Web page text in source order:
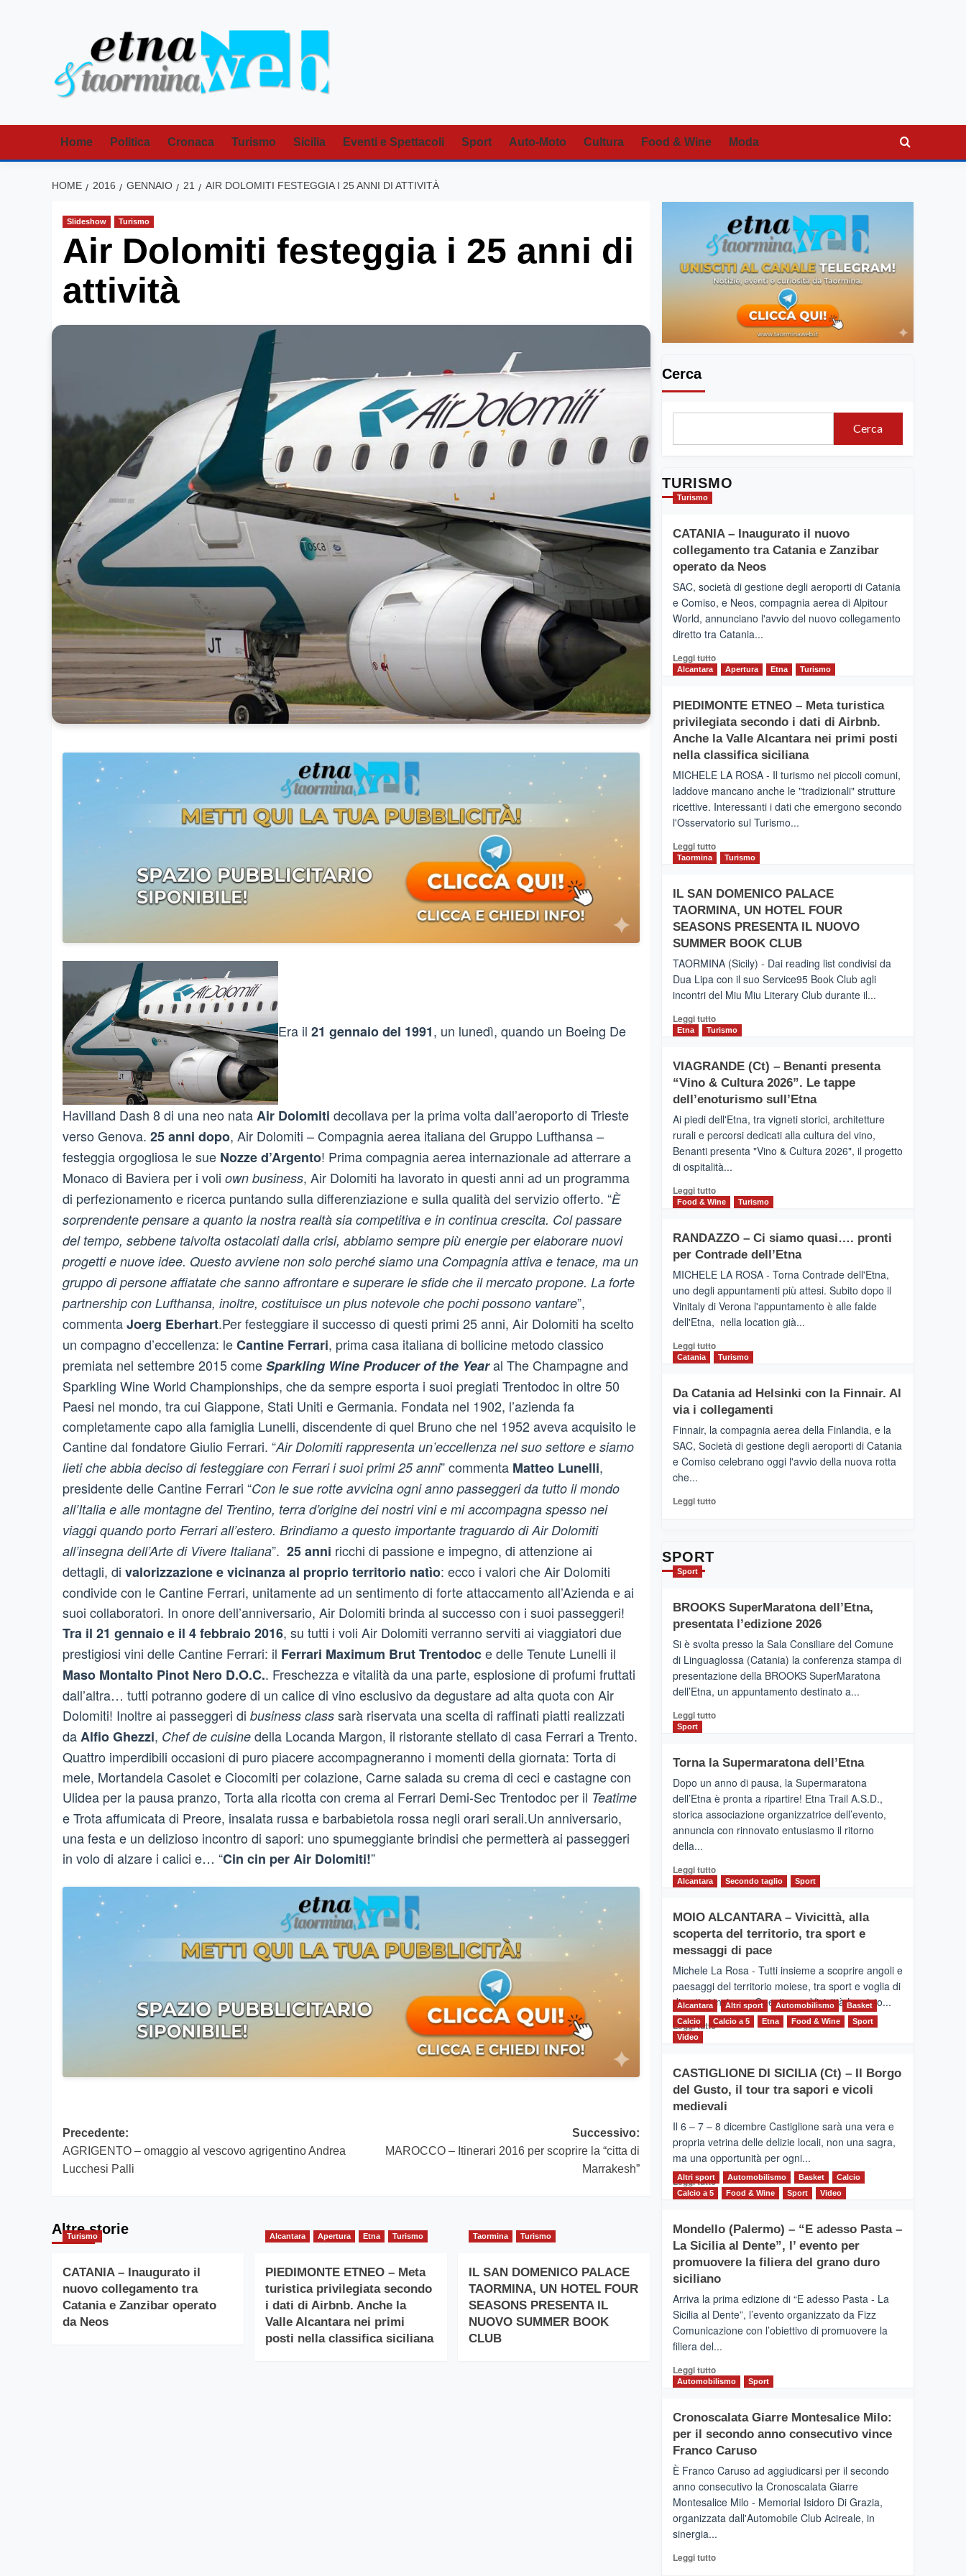
Home Politica Cronaca Turismo Sicilia Eventi e Spettacoli Sport Auto-Moto Cultura Food & Wine Moda
HOME 2016 GENNAIO 21 AIR DOLOMITI FESTEGGIA I 25 ANNI DI ATTIVITÀ
Slideshow Turismo
Air Dolomiti festeggia i 25 anni di
attività
Era il 21 gennaio del 1991, un lunedì, quando un Boeing De
Havilland Dash 8 di una neo nataAir Dolomiti decollava per la prima volta dall’aeroporto di Trieste
verso Genova. 25 anni dopo, Air Dolomiti – Compagnia aerea italiana del Gruppo Lufthansa –
festeggia orgogliosa le sue Nozze d’Argento! Prima compagnia aerea internazionale ad atterrare a
Monaco di Baviera per i voli own business, Air Dolomiti ha lavorato in questi anni ad un programma
di perfezionamento e ricerca puntando sulla differenziazione e sulla qualità del servizio offerto. “È
sorprendente pensare a quanto la nostra realtà sia competitiva e in continua crescita. Col passare
del tempo, sebbene talvolta ostacolati dalla crisi, abbiamo sempre più energie per elaborare nuovi
progetti e nuove idee. Questo avviene non solo perché siamo una Compagnia attiva e tenace, ma un
gruppo di persone affiatate che sanno affrontare e superare le sfide che il mercato propone. La forte
partnership con Lufthansa, inoltre, costituisce un plus notevole che pochi possono vantare”,
commentaJoerg Eberhart.Per festeggiare il successo di questi primi 25 anni, Air Dolomiti ha scelto
un compagno d’eccellenza: leCantine Ferrari, prima casa italiana di bollicine metodo classico
premiata nel settembre 2015 comeSparkling Wine Producer of the Yearal The Champagne and
Sparkling Wine World Championships, che da sempre esporta i suoi pregiati Trentodoc in oltre 50
Paesi nel mondo, tra cui Giappone, Stati Uniti e Germania. Fondata nel 1902, l’azienda fa
completamente capo alla famiglia Lunelli, discendente di quel Bruno che nel 1952 aveva acquisito le
Cantine dal fondatore Giulio Ferrari. “Air Dolomiti rappresenta un’eccellenza nel suo settore e siamo
lieti che abbia deciso di festeggiare con Ferrari i suoi primi 25 anni” commenta Matteo Lunelli,
presidente delle Cantine Ferrari “Con le sue rotte avvicina ogni anno passeggeri da tutto il mondo
all’Italia e alle montagne del Trentino, terra d’origine dei nostri vini e mi accompagna spesso nei
viaggi quando porto Ferrari all’estero. Brindiamo a questo importante traguardo di Air Dolomiti
all’insegna dell’Arte di Vivere Italiana”. 25 anni ricchi di passione e impegno, di attenzione ai
dettagli, di valorizzazione e vicinanza al proprio territorio natìo: ecco i valori che Air Dolomiti
condivide con le Cantine Ferrari, unitamente ad un sentimento di forte attaccamento all’Azienda e ai
suoi collaboratori. In onore dell’anniversario, Air Dolomiti brinda al successo con i suoi passeggeri!
Tra il 21 gennaio e il 4 febbraio 2016, su tutti i voli Air Dolomiti verranno serviti ai viaggiatori due
prestigiosi vini delle Cantine Ferrari: il Ferrari Maximum Brut Trentodoce delle Tenute Lunelli il
Maso Montalto Pinot Nero D.O.C.. Freschezza e vitalità da una parte, esplosione di profumi fruttati
dall’altra… tutti potranno godere di un calice di vino esclusivo da degustare ad alta quota con Air
Dolomiti! Inoltre ai passeggeri di business class sarà riservata una scelta di raffinati piatti realizzati
daAlfio Ghezzi, Chef de cuisine della Locanda Margon, il ristorante stellato di casa Ferrari a Trento.
Quattro imperdibili occasioni di puro piacere accompagneranno i momenti della giornata: Torta di
mele, Mortandela Casolet e Ciocomiti per colazione, Carne salada su crema di ceci e castagne con
Ulidea per la pausa pranzo, Torta alla ricotta con crema al Ferrari Demi-Sec Trentodoc per il Teatime
e Trota affumicata di Preore, insalata russa e barbabietola rossa negli orari serali.Un anniversario,
una festa e un delizioso incontro di sapori: uno spumeggiante brindisi che permetterà ai passeggeri
in volo di alzare i calici e… “Cin cin per Air Dolomiti!”
Navigazione
articolo
Precedente:
AGRIGENTO – omaggio al vescovo agrigentino Andrea
Lucchesi Palli
Successivo:
MAROCCO – Itinerari 2016 per scoprire la “citta di
Marrakesh”
Altre storie
Turismo
CATANIA – Inaugurato il
nuovo collegamento tra
Catania e Zanzibar operato
da Neos
Alcantara Apertura Etna Turismo
PIEDIMONTE ETNEO – Meta
turistica privilegiata secondo
i dati di Airbnb. Anche la
Valle Alcantara nei primi
posti nella classifica siciliana
Taormina Turismo
IL SAN DOMENICO PALACE
TAORMINA, UN HOTEL FOUR
SEASONS PRESENTA IL
NUOVO SUMMER BOOK
CLUB
Cerca
Cerca
TURISMO
Turismo
CATANIA – Inaugurato il nuovo
collegamento tra Catania e Zanzibar
operato da Neos
SAC, società di gestione degli aeroporti di Catania
e Comiso, e Neos, compagnia aerea di Alpitour
World, annunciano l'avvio del nuovo collegamento
diretto tra Catania...
Leggi tuttoLeggi
CATANIA
–
Inaugurato
il
collegamento
tra
Catania
e
operato
da
Alcantara Apertura Etna Turismo
PIEDIMONTE ETNEO – Meta turistica
privilegiata secondo i dati di Airbnb.
Anche la Valle Alcantara nei primi posti
nella classifica siciliana
MICHELE LA ROSA - Il turismo nei piccoli comuni,
laddove mancano anche le "tradizionali" strutture
ricettive. Interessanti i dati che emergono secondo
l'Osservatorio sul Turismo...
Leggi tuttoLeggi
PIEDIMONTE
ETNEO
–
Meta
privilegiata
secondo
i
di
Airbnb.
la
Valle
Alcantara
nei
primi
classifica
siciliana
Taormina Turismo
IL SAN DOMENICO PALACE
TAORMINA, UN HOTEL FOUR
SEASONS PRESENTA IL NUOVO
SUMMER BOOK CLUB
TAORMINA (Sicily) - Dai reading list condivisi da
Dua Lipa con il suo Service95 Book Club agli
incontri del Miu Miu Literary Club durante il...
Leggi tuttoLeggi
di
IL
SAN
DOMENICO
TAORMINA,
UN
HOTEL
FOUR
PRESENTA
IL
SUMMER
BOOK
CLUB
Etna Turismo
VIAGRANDE (Ct) – Benanti presenta
“Vino & Cultura 2026”. Le tappe
dell’enoturismo sull’Etna
Ai piedi dell'Etna, tra vigneti storici, architetture
rurali e percorsi dedicati alla cultura del vino,
Benanti presenta "Vino & Cultura 2026", il progetto
di ospitalità...
Leggi tuttoLeggi
di
VIAGRANDE
(Ct)
–
presenta
“Vino
&
2026”.
Le
dell’enoturismo
sull’Etna
Food & Wine Turismo
RANDAZZO – Ci siamo quasi…. pronti
per Contrade dell’Etna
MICHELE LA ROSA - Torna Contrade dell'Etna,
uno degli appuntamenti più attesi. Subito dopo il
Vinitaly di Verona l'appuntamento è alle falde
dell'Etna, nella location già...
Leggi tuttoLeggi
di
RANDAZZO
–
siamo
quasi….
pronti
dell’Etna
Catania Turismo
Da Catania ad Helsinki con la Finnair. Al
via i collegamenti
Finnair, la compagnia aerea della Finlandia, e la
SAC, Società di gestione degli aeroporti di Catania
e Comiso celebrano oggi l'avvio della nuova rotta
che...
Leggi tuttoLeggi
con
la
Al
via
i
collegamenti
SPORT
Sport
BROOKS SuperMaratona dell’Etna,
presentata l’edizione 2026
Si è svolta presso la Sala Consiliare del Comune
di Linguaglossa (Catania) la conferenza stampa di
presentazione della BROOKS SuperMaratona
dell’Etna, un appuntamento destinato a...
Leggi tuttoLeggi
BROOKS
SuperMaratona
dell’Etna,
presentata
l’edizione
2026
Sport
Torna la Supermaratona dell’Etna
Dopo un anno di pausa, la Supermaratona
dell’Etna è pronta a ripartire! Etna Trail A.S.D.,
storica associazione organizzatrice dell’evento,
annuncia con rinnovato entusiasmo il ritorno
della...
Leggi tuttoLeggi
Torna
la
Supermaratona
Alcantara Secondo taglio Sport
MOIO ALCANTARA – Vivicittà, alla
scoperta del territorio, tra sport e
messaggi di pace
Michele La Rosa - Tutti insieme a scoprire angoli e
paesaggi del territorio moiese, tra sport e voglia di
divertirsi insieme. Quest'anno Vivicittà ha visto...
Leggi tuttoLeggi
MOIO
ALCANTARA
–
alla
scoperta
del
territorio,
tra
sport
messaggi
di
Alcantara Altri sport Automobilismo
Basket
Calcio
Calcio a 5 Etna Food & Wine
Sport
Video
CASTIGLIONE DI SICILIA (Ct) – Il Borgo
del Gusto, il tour tra sapori e vicoli
medievali
Il 6 – 7 – 8 dicembre Castiglione sarà una vera e
propria vetrina delle delizie locali, non una sagra,
ma una opportunità per ogni...
Leggi tuttoLeggi
CASTIGLIONE
DI
SICILIA
(Ct)
Il
Borgo
del
tour
tra
vicoli
medievali
Altri sport Automobilismo Basket
Calcio
Calcio a 5
Food & Wine Sport Video
Mondello (Palermo) – “E adesso Pasta –
La Sicilia al Dente”, l’ evento per
promuovere la filiera del grano duro
siciliano
Arriva la prima edizione di “E adesso Pasta - La
Sicilia al Dente”, l’evento organizzato da Fizz
Comunicazione con l’obiettivo di promuovere la
filiera del...
Leggi tuttoLeggi
di
Mondello
(Palermo)
–
adesso
Pasta
–
La
Dente”,
Automobilismo Sport
Cronoscalata Giarre Montesalice Milo:
per il secondo anno consecutivo vince
Franco Caruso
È Franco Caruso ad aggiudicarsi per il secondo
anno consecutivo la Cronoscalata Giarre
Montesalice Milo - Memorial Isidoro Di Grazia,
organizzata dall'Automobile Club Acireale, in
sinergia...
Leggi tuttoLeggi